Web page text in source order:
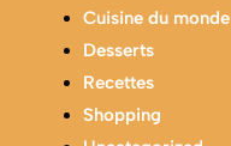
Cuisine du monde
Desserts
Recettes
Shopping